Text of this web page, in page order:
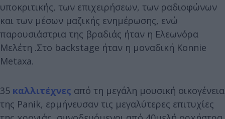
υποκριτικής, των επιχειρήσεων, των ραδιοφώνων
και των μέσων μαζικής ενημέρωσης, ενώ
παρουσιάστρια της βραδιάς ήταν η Ελεωνόρα
Μελέτη .Στο backstage ήταν η μοναδική Konnie
Metaxa.
35 καλλιτέχνες από τη μεγάλη μουσική οικογένεια
της Panik, ερμήνευσαν τις μεγαλύτερες επιτυχίες